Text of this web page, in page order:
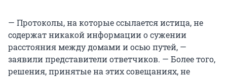
— Протоколы, на которые ссылается истица, не
содержат никакой информации о сужении
расстояния между домами и осью путей, —
заявили представители ответчиков. — Более того,
решения, принятые на этих совещаниях, не